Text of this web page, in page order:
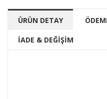
ÜRÜN DETAY
İADE & DEĞİŞİM